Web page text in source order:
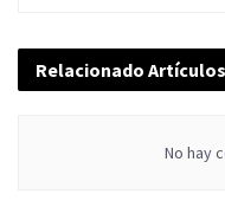
Relacionado Artículos
No hay